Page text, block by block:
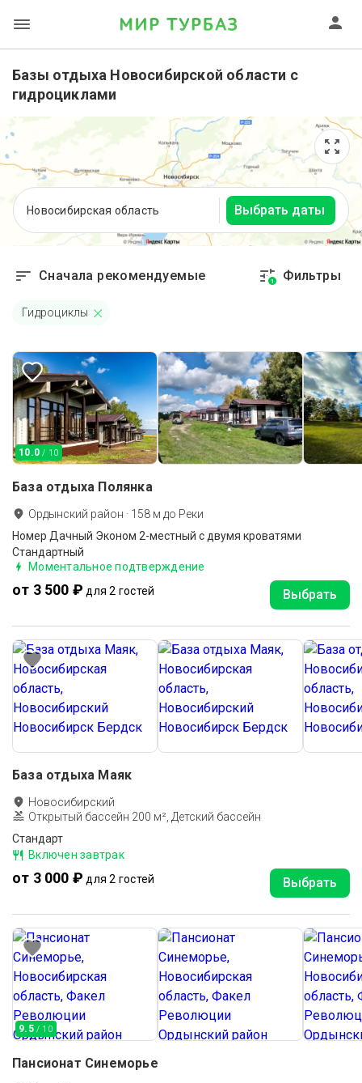
Базы отдыха Новосибирской области с
гидроциклами
Новосибирская область Выбрать даты
Сначала рекомендуемые 1 Фильтры
Гидроциклы
10.0 / 10
База отдыха Полянка
Ордынский район · 158 м до Реки
Номер Дачный Эконом 2-местный с двумя кроватями
Стандартный
Моментальное подтверждение
от 3 500 ₽ для 2 гостей Выбрать
База отдыха Маяк
Новосибирский
Открытый бассейн 200 м², Детский бассейн
Стандарт
Включен завтрак
от 3 000 ₽ для 2 гостей Выбрать
9.5 / 10
Пансионат Синеморье